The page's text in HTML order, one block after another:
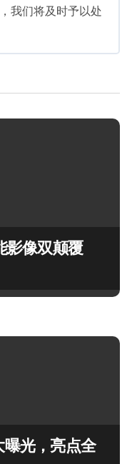
我们将及时予以处
影像双颠覆
光，亮点全